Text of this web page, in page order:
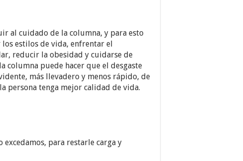
al cuidado de la columna, y para esto
estilos de vida, enfrentar el
reducir la obesidad y cuidarse de
columna puede hacer que el desgaste
más llevadero y menos rápido, de
persona tenga mejor calidad de vida.
excedamos, para restarle carga y